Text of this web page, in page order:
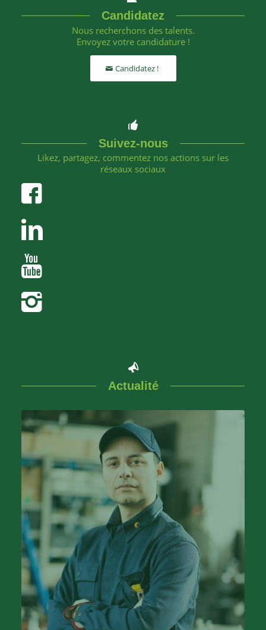
Candidatez
Nous recherchons des talents.
Envoyez votre candidature !
Candidatez !
Suivez-nous
Likez, partagez, commentez nos actions sur les
réseaux sociaux
Actualité